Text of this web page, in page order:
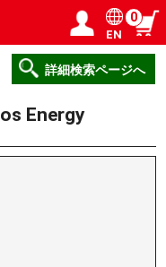
登録
EN
0
詳細検索ページへ
Energy